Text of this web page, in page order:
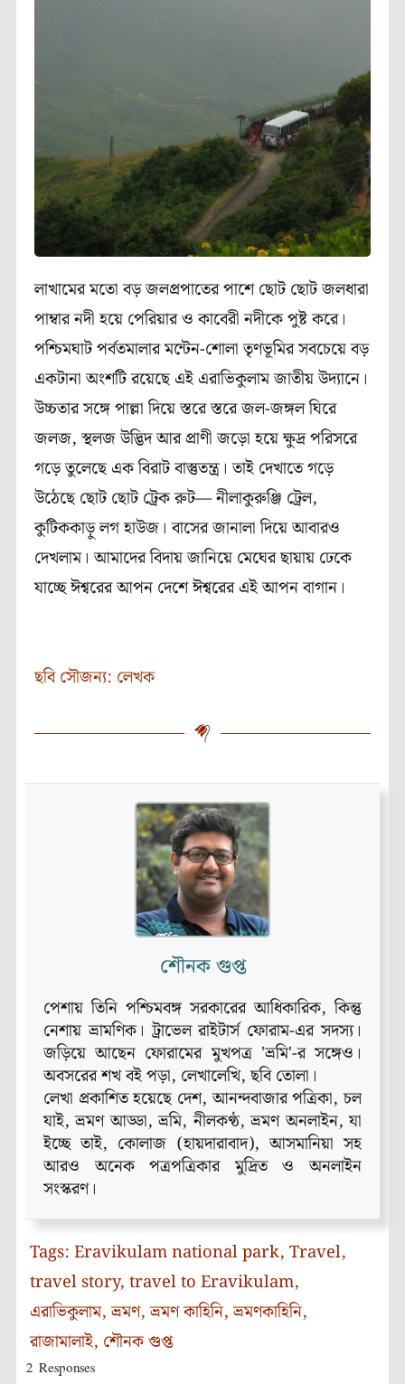
লাখামের মতো বড় জলপ্রপাতের পাশে ছোট ছোট জলধারা
পাম্বার নদী হয়ে পেরিয়ার ও কাবেরী নদীকে পুষ্ট করে।
পশ্চিমঘাট পর্বতমালার মন্টেন-শোলা তৃণভূমির সবচেয়ে বড়
একটানা অংশটি রয়েছে এই এরাভিকুলাম জাতীয় উদ্যানে।
উচ্চতার সঙ্গে পাল্লা দিয়ে স্তরে স্তরেজল-জঙ্গল ঘিরে
জলজ, স্থলজ উদ্ভিদ আর প্রাণী জড়ো হয়ে ক্ষুদ্র পরিসরে
গড়ে তুলেছে এক বিরাট বাস্তুতন্ত্র। তাই দেখাতে গড়ে
উঠেছে ছোট ছোট ট্রেক রুট— নীলাকুরুঞ্জি ট্রেল,
কুটিককাড়ু লগ হাউজ। বাসের জানালা দিয়ে আবারও
দেখলাম। আমাদের বিদায় জানিয়ে মেঘের ছায়ায় ঢেকে
যাচ্ছেঈশ্বরের আপন দেশে ঈশ্বরের এইআপনবাগান।
ছবি সৌজন্য: লেখক
শৌনক গুপ্ত
পেশায় তিনি পশ্চিমবঙ্গ সরকারের আধিকারিক, কিন্তু
নেশায় ভ্রামণিক। ট্রাভেল রাইটার্স ফোরাম-এর সদস্য।
জড়িয়ে আছেন ফোরামের মুখপত্র 'ভ্রমি'-র সঙ্গেও।
অবসরের শখ বই পড়া, লেখালেখি, ছবি তোলা।
লেখা প্রকাশিত হয়েছে দেশ, আনন্দবাজার পত্রিকা, চল
যাই, ভ্রমণ আড্ডা, ভ্রমি, নীলকণ্ঠ, ভ্রমণ অনলাইন, যা
ইচ্ছে তাই, কোলাজ (হায়দারাবাদ), আসমানিয়া সহ
আরও অনেক পত্রপত্রিকার মুদ্রিত ও অনলাইন
সংস্করণ।
Tags: Eravikulam national park, Travel,
travel story, travel to Eravikulam,
এরাভিকুলাম,ভ্রমণ,ভ্রমণ কাহিনি,ভ্রমণকাহিনি,
রাজামালাই, শৌনক গুপ্ত
2 Responses